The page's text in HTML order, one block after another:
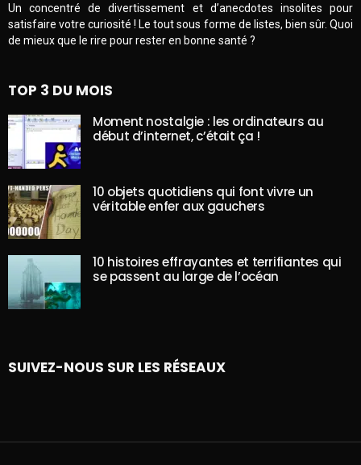
Un concentré de divertissement et d’anecdotes insolites pour
satisfaire votre curiosité ! Le tout sous forme de listes, bien sûr. Quoi
de mieux que le rire pour rester en bonne santé ?
TOP 3 DU MOIS
Moment nostalgie : les ordinateurs au
début d’internet, c’était ça !
10 objets quotidiens qui font vivre un
véritable enfer aux gauchers
10 histoires effrayantes et terrifiantes qui
se passent au large de l’océan
SUIVEZ-NOUS SUR LES RÉSEAUX